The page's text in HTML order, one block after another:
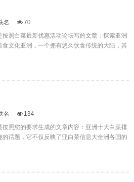
名
70
按照白菜最新优惠活动论坛写的文章：探索亚洲
食文化亚洲，一个拥有悠久饮食传统的大陆，其
名
134
按照您的要求生成的文章内容：亚洲十大白菜排
的话题，它不仅反映了亚白菜信息大全洲各国的